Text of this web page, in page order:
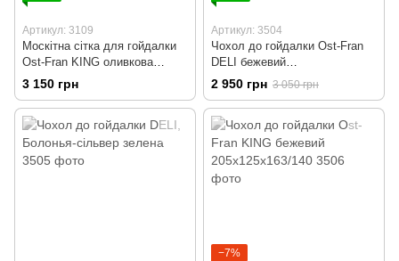
Артикул: 3109
Москітна сітка для гойдалки
Ost-Fran KING оливкова
205х125х163/140
3 150 грн
Артикул: 3504
Чохол до гойдалки Ost-Fran
DELI бежевий
220x120x162/134
2 950 грн 3 050 грн
−7%